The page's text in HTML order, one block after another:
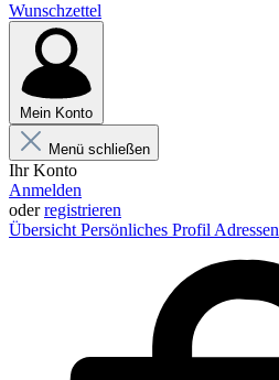
Wunschzettel
Mein Konto
Menü schließen
Ihr Konto
Anmelden
oderregistrieren
Übersicht Persönliches Profil Adressen